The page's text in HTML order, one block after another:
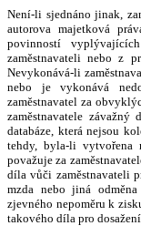
Není-li sjednáno jinak,
autorova majetková
povinností
zaměstnavateli nebo z
Nevykonává-li
nebo je vykonává
zaměstnavatel za
zaměstnavatele
databáze, která nejsou
tehdy, byla-li vytvořena
považuje za
díla vůči zaměstnavateli
mzda nebo jiná odměna
zjevného nepoměru k
takového díla pro